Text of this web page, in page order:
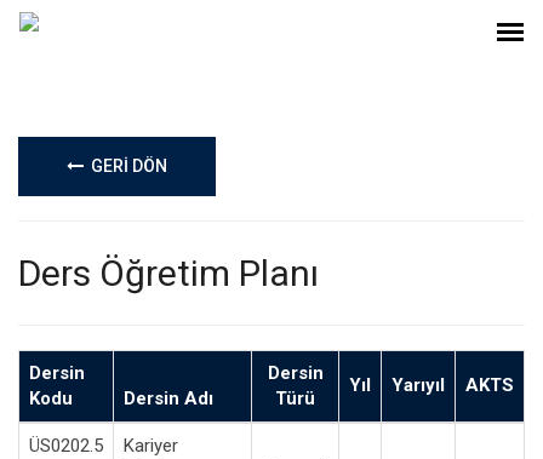
GERİ DÖN
Ders Öğretim Planı
Dersin
Kodu
Dersin Adı
Dersin
Türü
Yıl Yarıyıl AKTS
ÜS0202.5
Kariyer